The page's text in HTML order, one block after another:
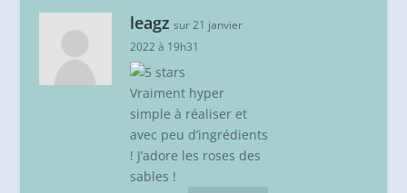
leagz sur 21 janvier
2022 à 19h31
Vraiment hyper
simple à réaliser et
avec peu d’ingrédients
! J’adore les roses des
sables !